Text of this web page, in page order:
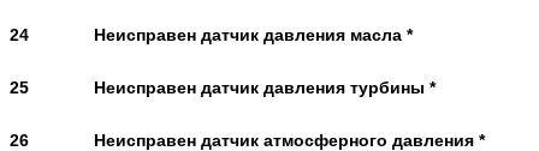
24 Неисправен датчик давления масла *
25 Неисправен датчик давления турбины *
26 Неисправен датчик атмосферного давления *